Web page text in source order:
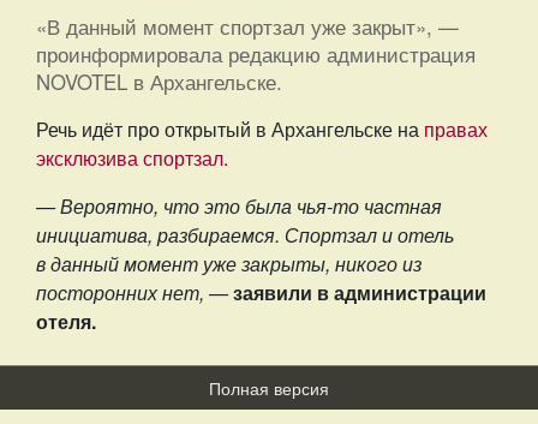
«В данный момент спортзал уже закрыт», —
проинформировала редакцию администрация
NOVOTEL в Архангельске.
Речь идёт про открытый в Архангельске на правах
эксклюзива спортзал.
— Вероятно, что это была чья-то частная
инициатива, разбираемся. Спортзал и отель
в данный момент уже закрыты, никого из
посторонних нет, —заявили в администрации
отеля.
Полная версия